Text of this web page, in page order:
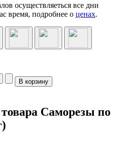
осуществляеться все дни
время, подробнее о ценах.
Саморезы по